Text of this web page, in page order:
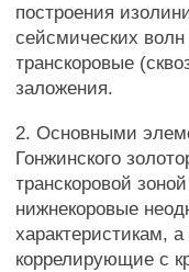
построения
сейсмических
транскоровые
заложения.
2. Основными
Гонжинского
транскоровой
нижнекоровые
характеристикам,
коррелирующие с